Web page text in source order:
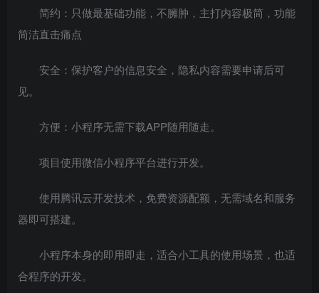
简约：只做最基础功能，不臃肿，主打内容极简，功能
简洁直击痛点
安全：保护客户的信息安全，隐私内容需要申请后可
见。
方便：小程序无需下载APP随用随走。
项目使用微信小程序平台进行开发。
使用腾讯云开发技术，免费资源配额，无需域名和服务
器即可搭建。
小程序本身的即用即走，适合小工具的使用场景，也适
合程序的开发。